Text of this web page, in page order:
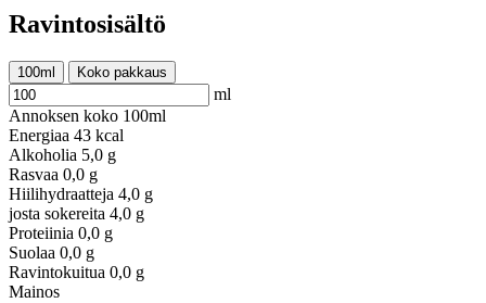
Ravintosisältö
100ml Koko pakkaus
ml
Annoksen koko 100ml
Energiaa 43 kcal
Alkoholia 5,0 g
Rasvaa 0,0 g
Hiilihydraatteja 4,0 g
josta sokereita 4,0 g
Proteiinia 0,0 g
Suolaa 0,0 g
Ravintokuitua 0,0 g
Mainos